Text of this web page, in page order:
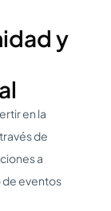
y
en la
de
a
de eventos